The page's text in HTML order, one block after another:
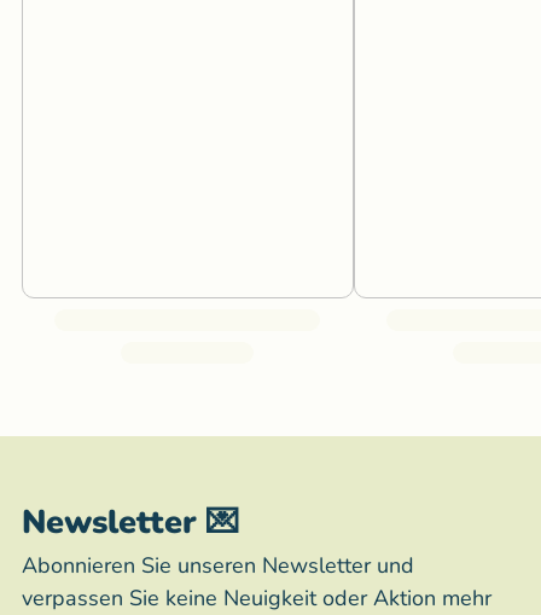
Newsletter 💌
Abonnieren Sie unseren Newsletter und
verpassen Sie keine Neuigkeit oder Aktion mehr